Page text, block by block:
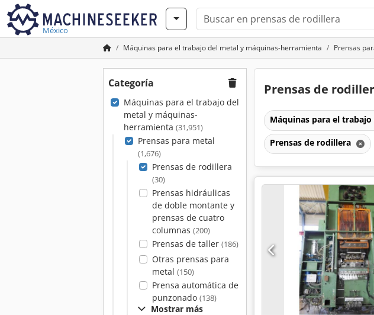
México
Máquinas para el trabajo del metal y máquinas-herramienta Prensas
Categoría
Máquinas para el trabajo del
metal y máquinas-
herramienta (31,951)
Prensas para metal
(1,676)
Prensas de rodillera
(30)
Prensas hidráulicas
de doble montante y
prensas de cuatro
columnas (200)
Prensas de taller (186)
Otras prensas para
metal (150)
Prensa automática de
punzonado (138)
Mostrar más
Prensas de
Máquinas para el
Prensas de rodillera